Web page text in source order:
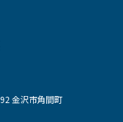
金沢市角間町